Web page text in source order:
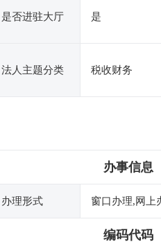
是否进驻大厅 是
法人主题分类 税收财务
办事信息
办理形式 窗口办理,网上
编码代码